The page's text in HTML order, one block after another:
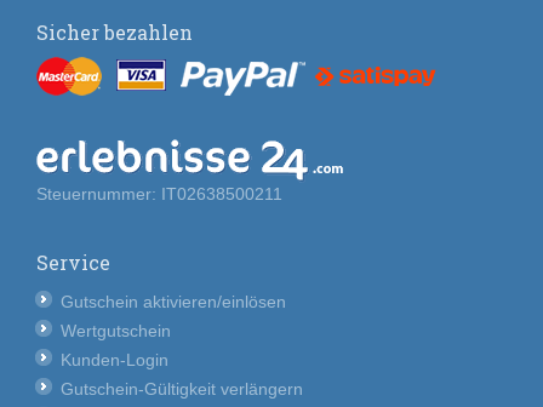
Sicher bezahlen
Steuernummer: IT02638500211
Service
Gutschein aktivieren/einlösen
Wertgutschein
Kunden-Login
Gutschein-Gültigkeit verlängern